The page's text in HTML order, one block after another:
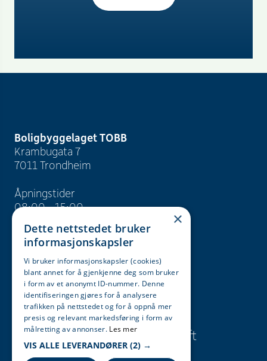
Boligbyggelaget TOBB
Krambugata 7
7011 Trondheim
Åpningstider
08:00 - 15:00
info@tobb.no
+47 73 83 15 00
Org. nr. 946 629 243
Søk
Presse og
informasjon
Karriere
Bærekraft
×
Dette nettstedet bruker
informasjonskapsler
Vi bruker informasjonskapsler (cookies)
blant annet for å gjenkjenne deg som bruker
i form av et anonymt ID-nummer. Denne
identifiseringen gjøres for å analysere
trafikken på nettstedet og for å oppnå mer
presis og relevant markedsføring i form av
målretting av annonser. Les mer
VIS ALLE LEVERANDØRER (2) →